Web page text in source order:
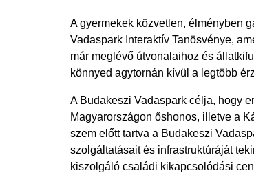
A gyermekek közvetlen, élményben
Vadaspark Interaktív Tanösvénye,
már meglévő útvonalaihoz és
könnyed agytornán kívül a legtöbb
A Budakeszi Vadaspark célja, hogy
Magyarországon őshonos, illetve a
szem előtt tartva a Budakeszi
szolgáltatásait és infrastruktúráját
kiszolgáló családi kikapcsolódási